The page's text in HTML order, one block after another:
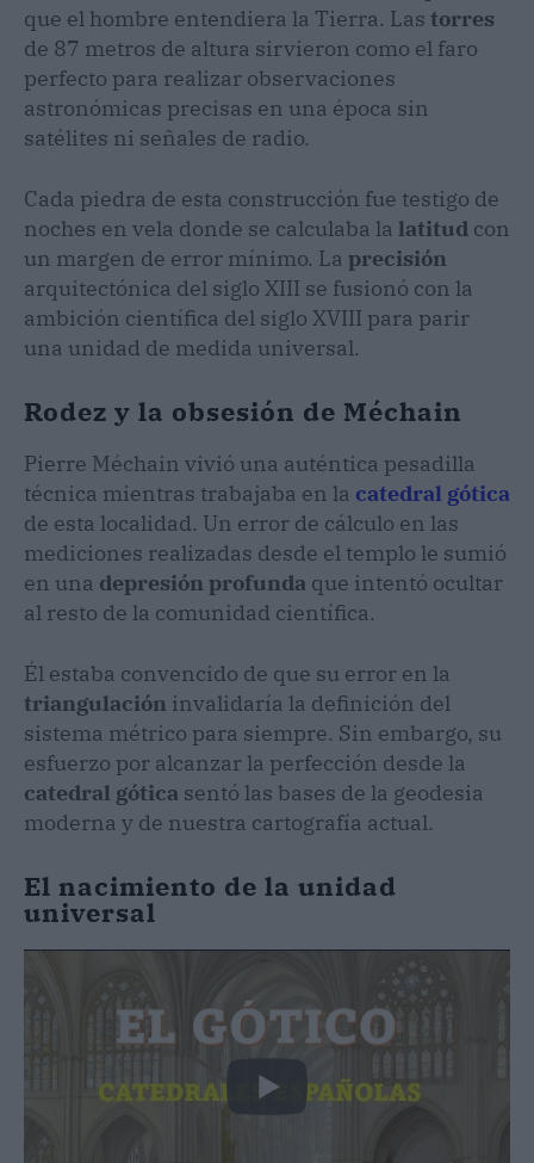
que el hombre entendiera la Tierra. Las torres
de 87 metros de altura sirvieron como el faro
perfecto para realizar observaciones
astronómicas precisas en una época sin
satélites ni señales de radio.
Cada piedra de esta construcción fue testigo de
noches en vela donde se calculaba la latitud con
un margen de error mínimo. La precisión
arquitectónica del siglo XIII se fusionó con la
ambición científica del siglo XVIII para parir
una unidad de medida universal.
Rodez y la obsesión de Méchain
Pierre Méchain vivió una auténtica pesadilla
técnica mientras trabajaba en la catedral gótica
de esta localidad. Un error de cálculo en las
mediciones realizadas desde el templo le sumió
en una depresión profunda que intentó ocultar
al resto de la comunidad científica.
Él estaba convencido de que su error en la
triangulación invalidaría la definición del
sistema métrico para siempre. Sin embargo, su
esfuerzo por alcanzar la perfección desde la
catedral gótica sentó las bases de la geodesia
moderna y de nuestra cartografía actual.
El nacimiento de la unidad
universal